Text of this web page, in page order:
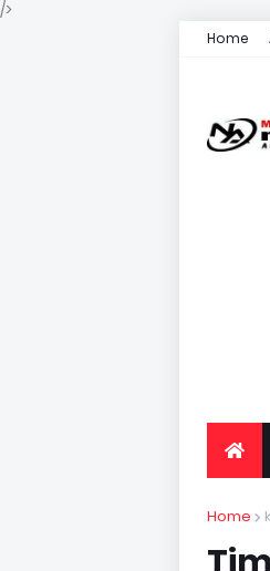
/>
Home
Home